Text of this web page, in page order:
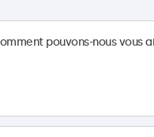
Carrière
Conditions